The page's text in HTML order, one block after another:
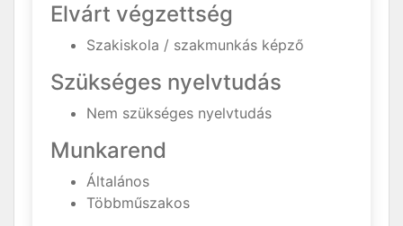
Elvárt végzettség
Szakiskola / szakmunkás képző
Szükséges nyelvtudás
Nem szükséges nyelvtudás
Munkarend
Általános
Többműszakos